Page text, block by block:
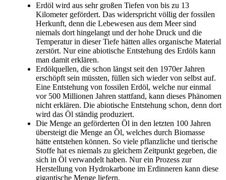
Erdöl wird aus sehr großen Tiefen von bis zu 13
Kilometer gefördert. Das widerspricht völlig der fossilen
Herkunft, denn die Lebewesen aus dem Meer sind
niemals dort hingelangt und der hohe Druck und die
Temperatur in dieser Tiefe hätten alles organische Material
zerstört. Nur eine abiotische Entstehung des Erdöls kann
man damit erklären.
Erdölquellen, die schon längst seit den 1970er Jahren
erschöpft sein müssten, füllen sich wieder von selbst auf.
Eine Entstehung von fossilen Erdöl, welche nur einmal
vor 500 Millionen Jahren stattfand, kann dieses Phänomen
nicht erklären. Die abiotische Entstehung schon, denn dort
wird das Öl ständig produziert.
Die Menge an geförderten Öl in den letzten 100 Jahren
übersteigt die Menge an Öl, welches durch Biomasse
hätte entstehen können. So viele pflanzliche und tierische
Stoffe hat es niemals zu gleichem Zeitpunkt gegeben, die
sich in Öl verwandelt haben. Nur ein Prozess zur
Herstellung von Hydrokarbone im Erdinneren kann diese
gigantische Menge liefern.